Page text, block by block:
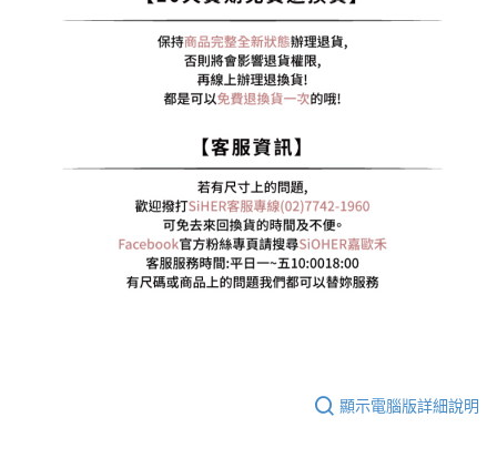
顯示電腦版詳細說明